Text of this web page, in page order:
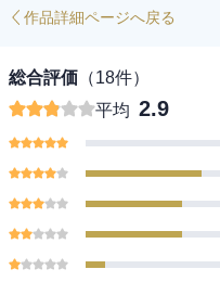
作品詳細ページへ戻る
総合評価 （18件）
平均 2.9